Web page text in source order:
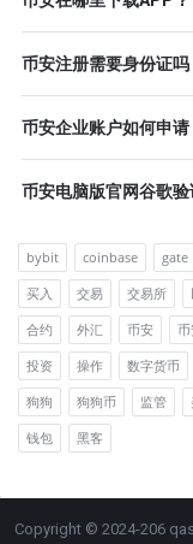
币安注册需要身份证吗
币安企业账户如何申请
币安电脑版官网谷歌
bybit coinbase gate
买入
交易 交易所
合约
外汇 币安
投资
操作 数字货币
狗狗
狗狗币 监管
钱包
黑客
Copyright © 2024-206